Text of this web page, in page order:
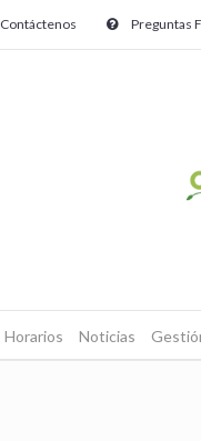
Contáctenos Preguntas
Horarios Noticias